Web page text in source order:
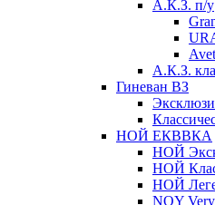
А.К.З. п/у
А.К.З.
Гиневан ВЗ
НОЙ ЕКВВКА
НОЙ
НОЙ
НОЙ
NOY